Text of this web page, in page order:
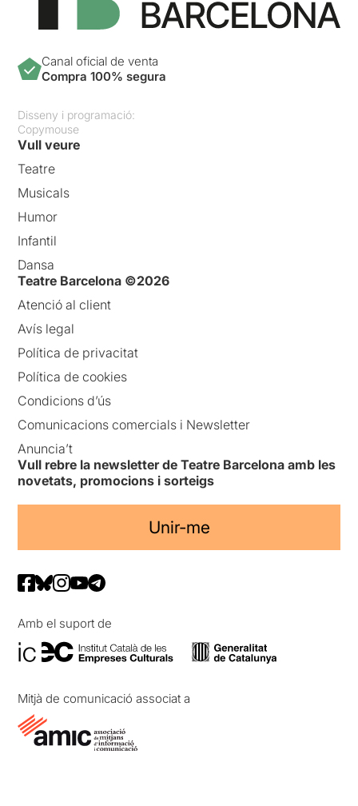
Canal oficial de venta
Compra 100% segura
Disseny i programació:
Copymouse
Vull veure
Teatre
Musicals
Humor
Infantil
Dansa
Teatre Barcelona ©2026
Atenció al client
Avís legal
Política de privacitat
Política de cookies
Condicions d’ús
Comunicacions comercials i Newsletter
Anuncia’t
Vull rebre la newsletter de Teatre Barcelona amb les
novetats, promocions i sorteigs
Unir-me
Amb el suport de
Mitjà de comunicació associat a